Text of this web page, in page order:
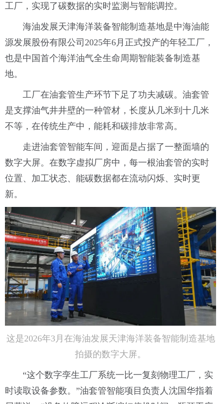
工厂，实现了碳数据的实时监测与智能调控。
海油发展天津海洋装备智能制造基地是中海油能
源发展股份有限公司2025年6月正式投产的年轻工厂，
也是中国首个海洋油气全生命周期智能装备制造基
地。
工厂在油套管生产环节下足了功夫减碳。油套管
是支撑油气井井壁的一种管材，长度从几米到十几米
不等，在传统生产中，能耗和碳排放非常高。
走进油套管智能车间，迎面是占据了一整面墙的
数字大屏。在数字虚拟厂房中，每一根油套管的实时
位置、加工状态、能碳数据都在流动闪烁、实时更
新。
这是2026年3月在海油发展天津海洋装备智能制造基地
拍摄的数字大屏。
“这个数字孪生工厂系统一比一复刻物理工厂，实
时读取设备参数。”油套管智能项目负责人沈国华指着